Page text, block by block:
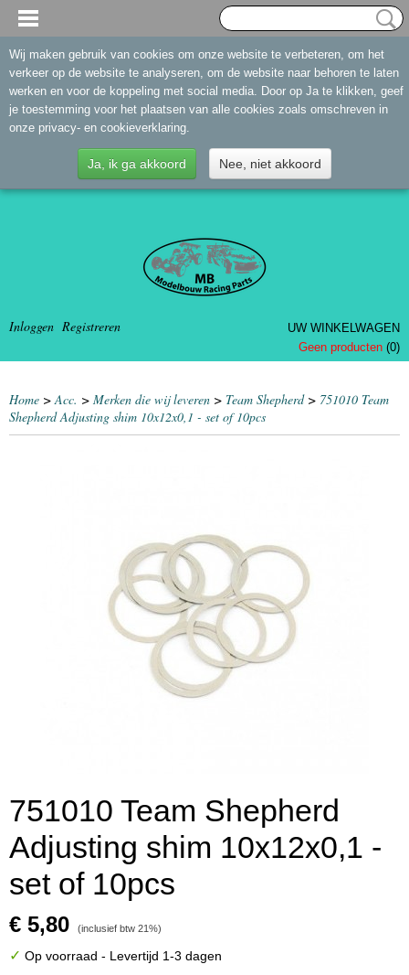
Inloggen Registreren
UW WINKELWAGEN
Geen producten (0)
Home >Acc. > Merken die wij leveren > Team Shepherd> 751010 Team
Shepherd Adjusting shim 10x12x0,1 - set of 10pcs
751010 Team Shepherd
Adjusting shim 10x12x0,1 -
set of 10pcs
€ 5,80 (inclusief btw 21%)
✓ Op voorraad - Levertijd 1-3 dagen
Wij maken gebruik van cookies om onze website te verbeteren, om het
verkeer op de website te analyseren, om de website naar behoren te laten
werken en voor de koppeling met social media. Door op Ja te klikken, geef
je toestemming voor het plaatsen van alle cookies zoals omschreven in
onze privacy- en cookieverklaring.
Ja, ik ga akkoord Nee, niet akkoord